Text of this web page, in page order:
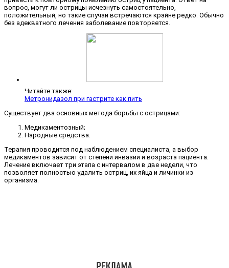
вопрос, могут ли острицы исчезнуть самостоятельно,
положительный, но такие случаи встречаются крайне редко. Обычно
без адекватного лечения заболевание повторяется.
Читайте также:
Метронидазол при гастрите как пить
Существует два основных метода борьбы с острицами:
Медикаментозный;
Народные средства.
Терапия проводится под наблюдением специалиста, а выбор
медикаментов зависит от степени инвазии и возраста пациента.
Лечение включает три этапа с интервалом в две недели, что
позволяет полностью удалить остриц, их яйца и личинки из
организма.